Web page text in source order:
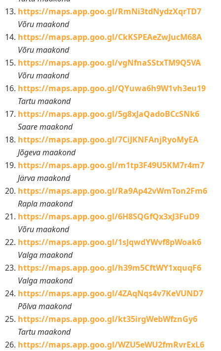
https://maps.app.goo.gl/RmNi3tdNydzXqrTD7
Võru maakond
https://maps.app.goo.gl/CkKSPEAeZwJucM68A
Võru maakond
https://maps.app.goo.gl/vgNfnaSStxTM9Q5VA
Võru maakond
https://maps.app.goo.gl/QYuwa6h9W1vh3eu19
Tartu maakond
https://maps.app.goo.gl/5g8xJaQadoBCcSNk6
Saare maakond
https://maps.app.goo.gl/7CiJKNFAnjRyoMyEA
Jõgeva maakond
https://maps.app.goo.gl/m1tp3F49U5KM7r4m7
Järva maakond
https://maps.app.goo.gl/Ra9Ap42vWmTon2Fm6
Rapla maakond
https://maps.app.goo.gl/6H8SQGfQx3xJ3FuD9
Võru maakond
https://maps.app.goo.gl/1sJqwdYWvf8pWoak6
Valga maakond
https://maps.app.goo.gl/h39m5CftWY1xquqF6
Valga maakond
https://maps.app.goo.gl/4ZAqNqs4v7KeVUND7
Põlva maakond
https://maps.app.goo.gl/kt35irgWebWfznGy6
Tartu maakond
https://maps.app.goo.gl/WZU5eWU2fmRvrExL6